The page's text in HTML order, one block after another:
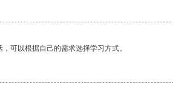
可以根据自己的需求选择学习方式。